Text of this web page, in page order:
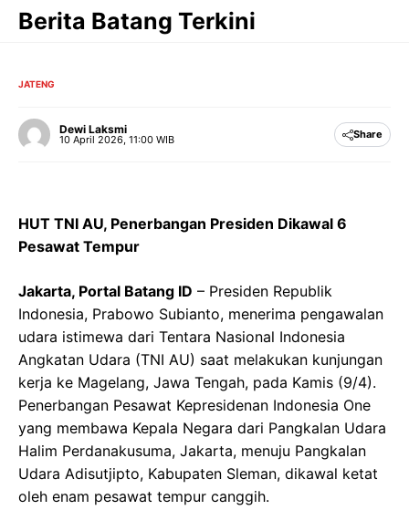
Langsung
Berita Batang Terkini
JATENG
Dewi Laksmi
10 April 2026, 11:00 WIB Share
HUT TNI AU, Penerbangan Presiden Dikawal 6
Pesawat Tempur
Jakarta, Portal Batang ID – Presiden Republik
Indonesia, Prabowo Subianto, menerima pengawalan
udara istimewa dari Tentara Nasional Indonesia
Angkatan Udara (TNI AU) saat melakukan kunjungan
kerja ke Magelang, Jawa Tengah, pada Kamis (9/4).
Penerbangan Pesawat Kepresidenan Indonesia One
yang membawa Kepala Negara dari Pangkalan Udara
Halim Perdanakusuma, Jakarta, menuju Pangkalan
Udara Adisutjipto, Kabupaten Sleman, dikawal ketat
oleh enam pesawat tempur canggih.